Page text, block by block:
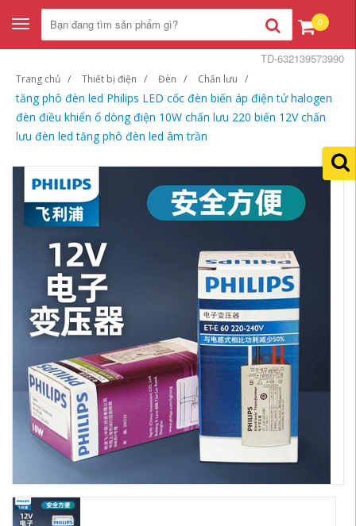
Toggle
navigation
0
Trang chủ Thiết bị điện Đèn Chấn lưu
tăng phô đèn led Philips LED cốc đèn biến áp điện tử halogen
đèn điều khiển ổ dòng điện 10W chấn lưu 220 biến 12V chấn
lưu đèn led tăng phô đèn led âm trần
TD-632139573990